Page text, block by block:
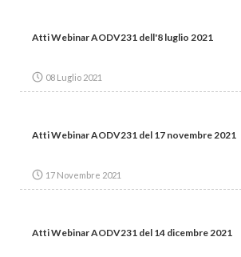
Atti Webinar AODV231 dell'8 luglio 2021
08 Luglio 2021
Atti Webinar AODV231 del 17 novembre 2021
17 Novembre 2021
Atti Webinar AODV231 del 14 dicembre 2021